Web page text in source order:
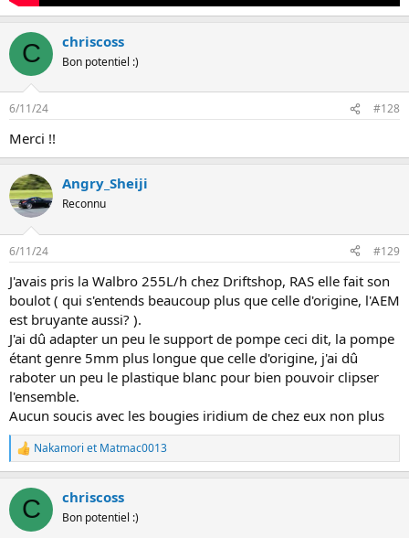
C chriscoss
Bon potentiel :)
6/11/24 #128
Merci !!
Angry_Sheiji
Reconnu
6/11/24 #129
J'avais pris la Walbro 255L/h chez Driftshop, RAS elle fait son
boulot ( qui s'entends beaucoup plus que celle d'origine, l'AEM
est bruyante aussi? ).
J'ai dû adapter un peu le support de pompe ceci dit, la pompe
étant genre 5mm plus longue que celle d'origine, j'ai dû
raboter un peu le plastique blanc pour bien pouvoir clipser
l'ensemble.
Aucun soucis avec les bougies iridium de chez eux non plus
L
e
r
a
Nakamori et Matmac0013
C chriscoss
Bon potentiel :)